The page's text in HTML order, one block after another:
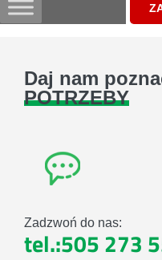
Daj nam
POTRZEBY
Zadzwoń do nas:
tel.:505 273